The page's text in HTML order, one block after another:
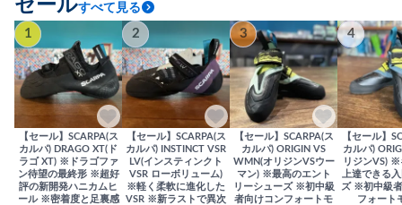
セールすべて見る
1
【セール】SCARPA(ス
カルパ) DRAGO XT(ド
ラゴ XT) ※ドラゴファ
ン待望の最終形 ※超好
評の新開発ハニカムヒ
ール ※密着度と足裏感
2
【セール】SCARPA(ス
カルパ) INSTINCT VSR
LV(インスティンクト
VSR ローボリューム)
※軽く柔軟に進化した
VSR ※新ラストで異次
3
【セール】SCARPA(ス
カルパ) ORIGIN VS
WMN(オリジンVSウー
マン) ※最高のエント
リーシューズ ※初中級
者向けコンフォートモ
4
【セール】
カルパ)
リジンVS) ※
上達できる
ズ ※初中級
フォート